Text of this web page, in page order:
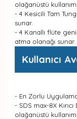
olağanüstü
- 4 Kesicili Tam
sunar.
- 4 Kanallı flüte
atma olanağı sunar.
Kullanıcı
- En Zorlu
- SDS max-8X
olağanüstü